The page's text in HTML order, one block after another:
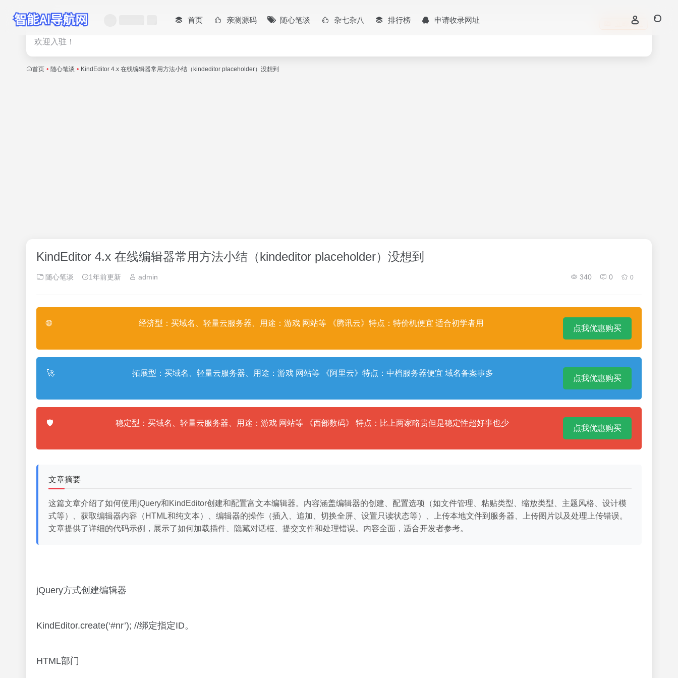
首页 亲测源码 随心笔谈 杂七杂八 排行榜 申请收录网址
热门 立即入驻
欢迎入驻！
首页 • 随心笔谈 • KindEditor 4.x 在线编辑器常用方法小结（kindeditor placeholder）没想到
KindEditor 4.x 在线编辑器常用方法小结（kindeditor placeholder）没想到
随心笔谈 1年前更新 admin 340 0 0
🌐 经济型：买域名、轻量云服务器、用途：游戏 网站等 《腾讯云》特点：特价机便宜 适合初学者用
点我优惠购买
🚀 拓展型：买域名、轻量云服务器、用途：游戏 网站等 《阿里云》特点：中档服务器便宜 域名备案事多
点我优惠购买
🛡️ 稳定型：买域名、轻量云服务器、用途：游戏 网站等 《西部数码》 特点：比上两家略贵但是稳定性超好事也少
点我优惠购买
文章摘要
这篇文章介绍了如何使用jQuery和KindEditor创建和配置富文本编辑器。内容涵盖编辑器的创建、配置选项（如文件管理、粘贴类型、缩放类型、主题风格、设计模
式等）、获取编辑器内容（HTML和纯文本）、编辑器的操作（插入、追加、切换全屏、设置只读状态等）、上传本地文件到服务器、上传图片以及处理上传错误。
文章提供了详细的代码示例，展示了如何加载插件、隐藏对话框、提交文件和处理错误。内容全面，适合开发者参考。
jQuery方式创建编辑器
KindEditor.create(‘#nr’); //绑定指定ID。
HTML部门